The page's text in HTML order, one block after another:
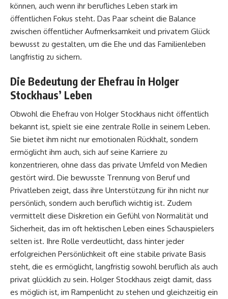
können, auch wenn ihr berufliches Leben stark im
öffentlichen Fokus steht. Das Paar scheint die Balance
zwischen öffentlicher Aufmerksamkeit und privatem Glück
bewusst zu gestalten, um die Ehe und das Familienleben
langfristig zu sichern.
Die Bedeutung der Ehefrau in Holger
Stockhaus’ Leben
Obwohl die Ehefrau von Holger Stockhaus nicht öffentlich
bekannt ist, spielt sie eine zentrale Rolle in seinem Leben.
Sie bietet ihm nicht nur emotionalen Rückhalt, sondern
ermöglicht ihm auch, sich auf seine Karriere zu
konzentrieren, ohne dass das private Umfeld von Medien
gestört wird. Die bewusste Trennung von Beruf und
Privatleben zeigt, dass ihre Unterstützung für ihn nicht nur
persönlich, sondern auch beruflich wichtig ist. Zudem
vermittelt diese Diskretion ein Gefühl von Normalität und
Sicherheit, das im oft hektischen Leben eines Schauspielers
selten ist. Ihre Rolle verdeutlicht, dass hinter jeder
erfolgreichen Persönlichkeit oft eine stabile private Basis
steht, die es ermöglicht, langfristig sowohl beruflich als auch
privat glücklich zu sein. Holger Stockhaus zeigt damit, dass
es möglich ist, im Rampenlicht zu stehen und gleichzeitig ein